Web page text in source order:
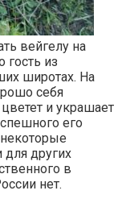
вейгелу на
гость из
широтах. На
себя
и украшает
его
для других
в
нет.